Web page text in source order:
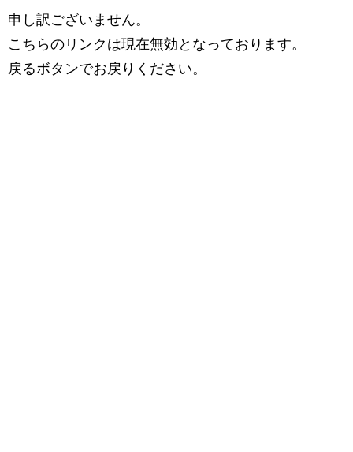
申し訳ございません。
こちらのリンクは現在無効となっております。
戻るボタンでお戻りください。